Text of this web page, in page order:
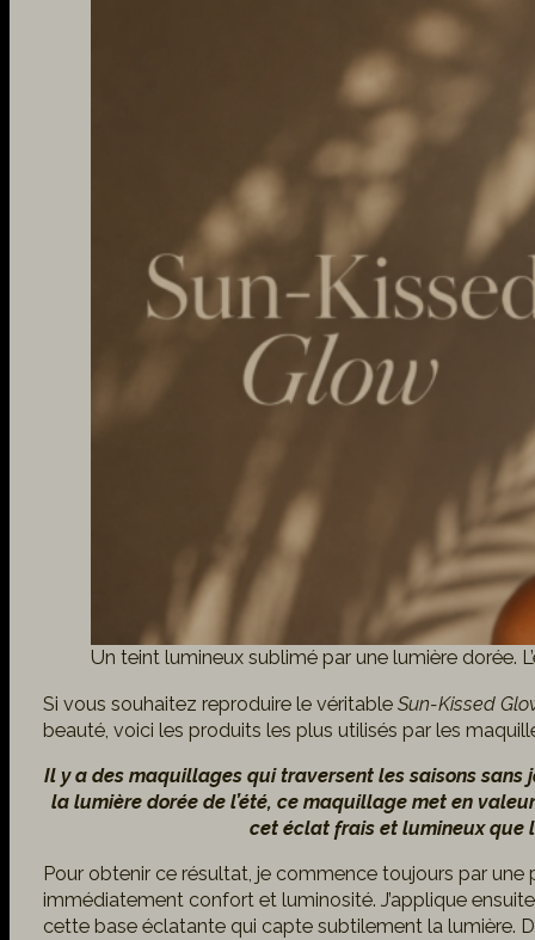
Un teint lumineux sublimé par une lumière dorée.
Si vous souhaitez reproduire le véritableSun-Kissed
beauté, voici les produits les plus utilisés par les
Il y a des maquillages qui traversent les saisons sans
la lumière dorée de l’été, ce maquillage met en
cet éclat frais et lumineux que
Pour obtenir ce résultat, je commence toujours par
immédiatement confort et luminosité. J’applique
cette base éclatante qui capte subtilement la lumière.